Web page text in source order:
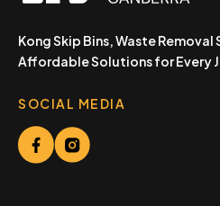
Kong Skip Bins, Waste
Affordable Solutions for Every
SOCIAL MEDIA